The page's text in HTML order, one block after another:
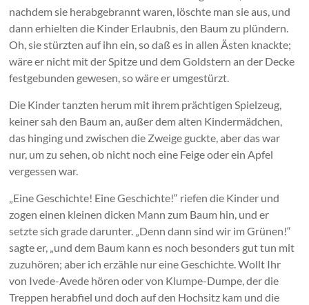
nachdem sie herabgebrannt waren, löschte man sie aus, und
dann erhielten die Kinder Erlaubnis, den Baum zu plündern.
Oh, sie stürzten auf ihn ein, so daß es in allen Ästen knackte;
wäre er nicht mit der Spitze und dem Goldstern an der Decke
festgebunden gewesen, so wäre er umgestürzt.
Die Kinder tanzten herum mit ihrem prächtigen Spielzeug,
keiner sah den Baum an, außer dem alten Kindermädchen,
das hinging und zwischen die Zweige guckte, aber das war
nur, um zu sehen, ob nicht noch eine Feige oder ein Apfel
vergessen war.
„Eine Geschichte! Eine Geschichte!“ riefen die Kinder und
zogen einen kleinen dicken Mann zum Baum hin, und er
setzte sich grade darunter. „Denn dann sind wir im Grünen!“
sagte er, „und dem Baum kann es noch besonders gut tun mit
zuzuhören; aber ich erzähle nur eine Geschichte. Wollt Ihr
von Ivede-Avede hören oder von Klumpe-Dumpe, der die
Treppen herabfiel und doch auf den Hochsitz kam und die